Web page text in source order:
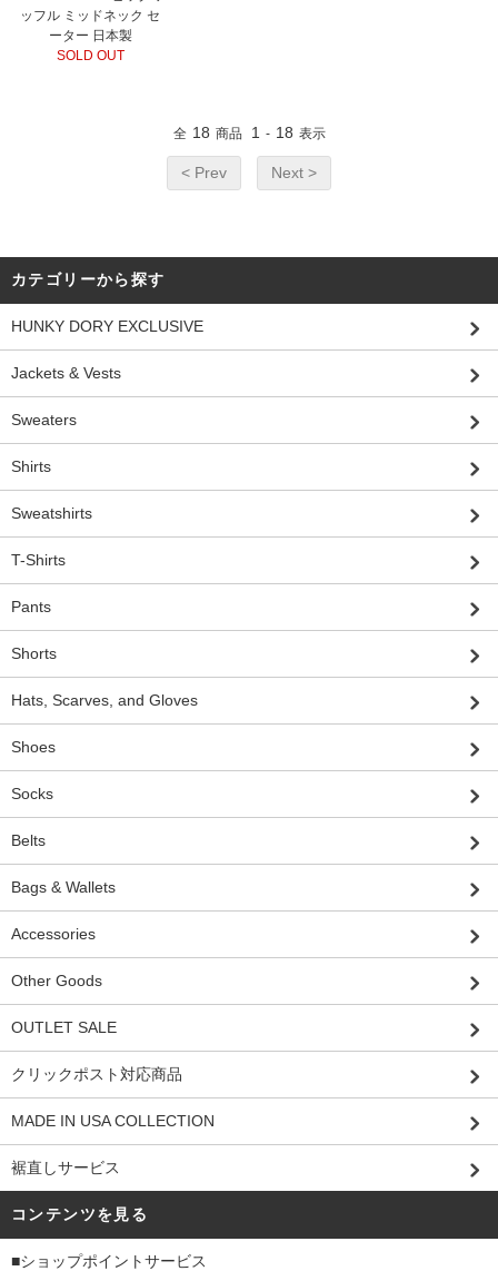
ッフル ミッドネック セ
ーター 日本製
SOLD OUT
全 18 商品 1 - 18 表示
< Prev Next >
カテゴリーから探す
HUNKY DORY EXCLUSIVE
Jackets & Vests
Sweaters
Shirts
Sweatshirts
T-Shirts
Pants
Shorts
Hats, Scarves, and Gloves
Shoes
Socks
Belts
Bags & Wallets
Accessories
Other Goods
OUTLET SALE
クリックポスト対応商品
MADE IN USA COLLECTION
裾直しサービス
コンテンツを見る
■ショップポイントサービス